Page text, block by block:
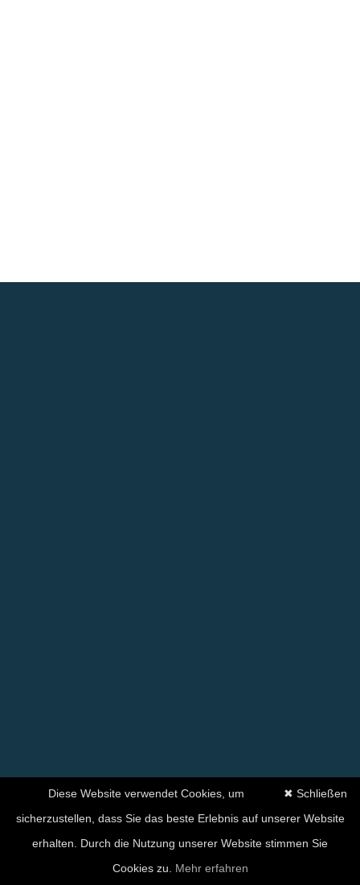
✖ Schließen
Diese Website verwendet Cookies, um
sicherzustellen, dass Sie das beste Erlebnis auf unserer Website
erhalten. Durch die Nutzung unserer Website stimmen Sie
Cookies zu. Mehr erfahren